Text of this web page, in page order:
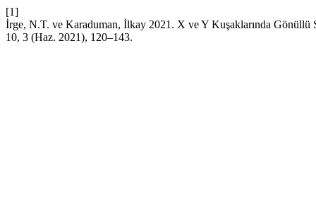
[1]
İrge, N.T. ve Karaduman, İlkay 2021. X ve Y Kuşaklarında Gönüllü
10, 3 (Haz. 2021), 120–143.